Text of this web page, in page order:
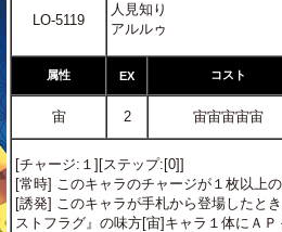
LO-5119
人見知り
アルルゥ
属性 EX コスト
宙 2 宙宙宙宙宙
[チャージ:１][ステップ:[0]]
[常時] このキャラのチャージが１枚以上
[誘発] このキャラが手札から登場したと
ストフラグ』の味方[宙]キャラ１体にＡＰ